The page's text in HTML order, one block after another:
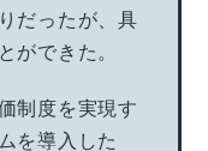
だったが、具
ができた。
制度を実現す
を導入した